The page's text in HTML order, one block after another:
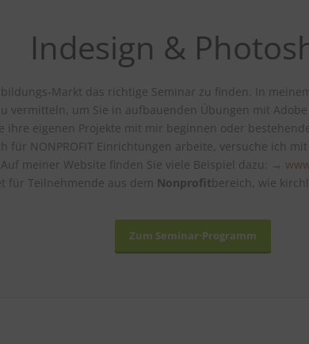
Indesign &
Markt das richtige Seminar zu finden. In
vermitteln, um Sie in aufbauenden Übungen mit Adobe
ihre eigenen Projekte mit mir beginnen oder
für NONPROFIT Einrichtungen arbeite, versuche ich
Auf meiner Website finden Sie viele Beispiel dazu: →
für Teilnehmende aus dem Nonprofitbereich, wie
Zum Seminar·Programm